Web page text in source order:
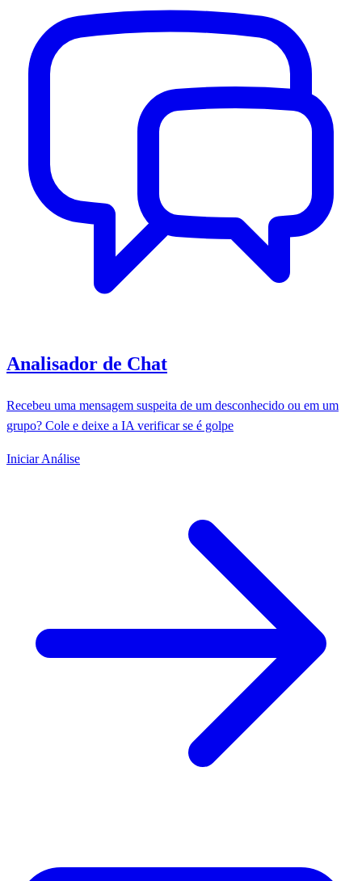
Analisador de Chat
Recebeu uma mensagem suspeita de um desconhecido ou em um
grupo? Cole e deixe a IA verificar se é golpe
Iniciar Análise